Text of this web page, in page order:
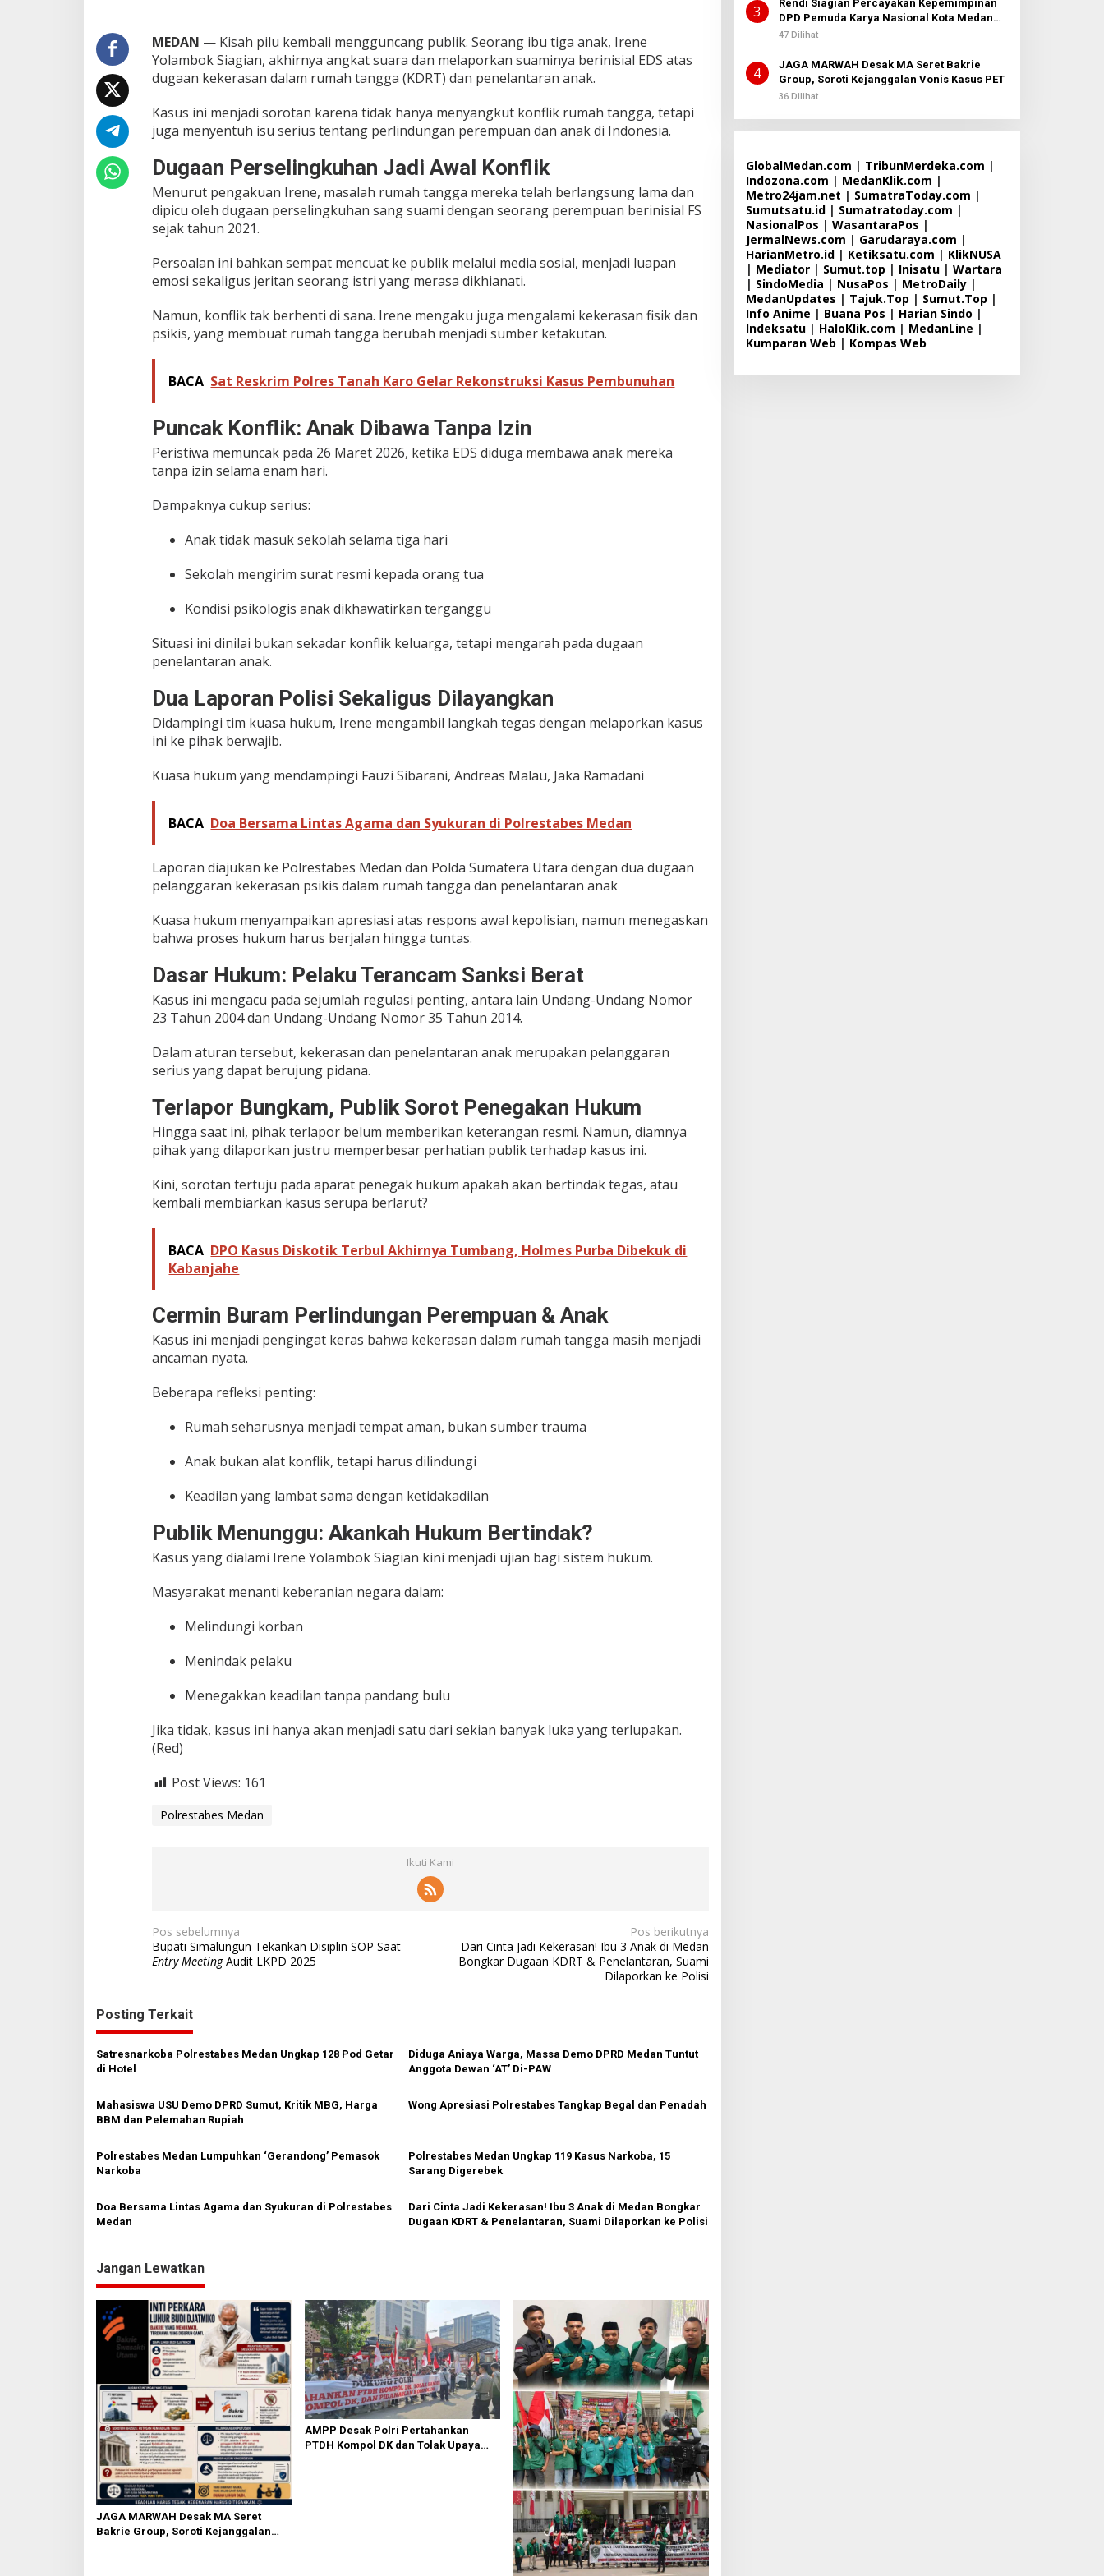
k
e
a
s
!
I
b
u
3
n
a
k
M
a
o
n
g
k
D
g
a
D
T
&
n
e
l
a
t
a
S
u
a
i
D
l
a
p
o
a
n
e
P
o
l
i
MEDAN — Kisah pilu kembali mengguncang publik. Seorang ibu tiga anak, Irene
Yolambok Siagian, akhirnya angkat suara dan melaporkan suaminya berinisial EDS atas
dugaan kekerasan dalam rumah tangga (KDRT) dan penelantaran anak.
Kasus ini menjadi sorotan karena tidak hanya menyangkut konflik rumah tangga, tetapi
juga menyentuh isu serius tentang perlindungan perempuan dan anak di Indonesia.
Dugaan Perselingkuhan Jadi Awal Konflik
Menurut pengakuan Irene, masalah rumah tangga mereka telah berlangsung lama dan
dipicu oleh dugaan perselingkuhan sang suami dengan seorang perempuan berinisial FS
sejak tahun 2021.
Persoalan ini bahkan sempat mencuat ke publik melalui media sosial, menjadi luapan
emosi sekaligus jeritan seorang istri yang merasa dikhianati.
Namun, konflik tak berhenti di sana. Irene mengaku juga mengalami kekerasan fisik dan
psikis, yang membuat rumah tangga berubah menjadi sumber ketakutan.
BACA Sat Reskrim Polres Tanah Karo Gelar Rekonstruksi Kasus Pembunuhan
Puncak Konflik: Anak Dibawa Tanpa Izin
Peristiwa memuncak pada 26 Maret 2026, ketika EDS diduga membawa anak mereka
tanpa izin selama enam hari.
Dampaknya cukup serius:
Anak tidak masuk sekolah selama tiga hari
Sekolah mengirim surat resmi kepada orang tua
Kondisi psikologis anak dikhawatirkan terganggu
Situasi ini dinilai bukan sekadar konflik keluarga, tetapi mengarah pada dugaan
penelantaran anak.
Dua Laporan Polisi Sekaligus Dilayangkan
Didampingi tim kuasa hukum, Irene mengambil langkah tegas dengan melaporkan kasus
ini ke pihak berwajib.
Kuasa hukum yang mendampingi Fauzi Sibarani, Andreas Malau, Jaka Ramadani
BACA Doa Bersama Lintas Agama dan Syukuran di Polrestabes Medan
Laporan diajukan ke Polrestabes Medan dan Polda Sumatera Utara dengan dua dugaan
pelanggaran kekerasan psikis dalam rumah tangga dan penelantaran anak
Kuasa hukum menyampaikan apresiasi atas respons awal kepolisian, namun menegaskan
bahwa proses hukum harus berjalan hingga tuntas.
Dasar Hukum: Pelaku Terancam Sanksi Berat
Kasus ini mengacu pada sejumlah regulasi penting, antara lain Undang-Undang Nomor
23 Tahun 2004 dan Undang-Undang Nomor 35 Tahun 2014.
Dalam aturan tersebut, kekerasan dan penelantaran anak merupakan pelanggaran
serius yang dapat berujung pidana.
Terlapor Bungkam, Publik Sorot Penegakan Hukum
Hingga saat ini, pihak terlapor belum memberikan keterangan resmi. Namun, diamnya
pihak yang dilaporkan justru memperbesar perhatian publik terhadap kasus ini.
Kini, sorotan tertuju pada aparat penegak hukum apakah akan bertindak tegas, atau
kembali membiarkan kasus serupa berlarut?
BACA DPO Kasus Diskotik Terbul Akhirnya Tumbang, Holmes Purba Dibekuk di
Kabanjahe
Cermin Buram Perlindungan Perempuan & Anak
Kasus ini menjadi pengingat keras bahwa kekerasan dalam rumah tangga masih menjadi
ancaman nyata.
Beberapa refleksi penting:
Rumah seharusnya menjadi tempat aman, bukan sumber trauma
Anak bukan alat konflik, tetapi harus dilindungi
Keadilan yang lambat sama dengan ketidakadilan
Publik Menunggu: Akankah Hukum Bertindak?
Kasus yang dialami Irene Yolambok Siagian kini menjadi ujian bagi sistem hukum.
Masyarakat menanti keberanian negara dalam:
Melindungi korban
Menindak pelaku
Menegakkan keadilan tanpa pandang bulu
Jika tidak, kasus ini hanya akan menjadi satu dari sekian banyak luka yang terlupakan.
(Red)
Post Views: 161
Polrestabes Medan
Ikuti Kami
N
a
i
g
a
i
p
s
Pos sebelumnya
Bupati Simalungun Tekankan Disiplin SOP Saat
Entry MeetingAudit LKPD 2025
Pos berikutnya
Dari Cinta Jadi Kekerasan! Ibu 3 Anak di Medan
Bongkar Dugaan KDRT & Penelantaran, Suami
Dilaporkan ke Polisi
Posting Terkait
Satresnarkoba Polrestabes Medan Ungkap 128 Pod Getar
di Hotel
Diduga Aniaya Warga, Massa Demo DPRD Medan Tuntut
Anggota Dewan ‘AT’ Di-PAW
Mahasiswa USU Demo DPRD Sumut, Kritik MBG, Harga
BBM dan Pelemahan Rupiah
Wong Apresiasi Polrestabes Tangkap Begal dan Penadah
Polrestabes Medan Lumpuhkan ‘Gerandong’ Pemasok
Narkoba
Polrestabes Medan Ungkap 119 Kasus Narkoba, 15
Sarang Digerebek
Doa Bersama Lintas Agama dan Syukuran di Polrestabes
Medan
Dari Cinta Jadi Kekerasan! Ibu 3 Anak di Medan Bongkar
Dugaan KDRT & Penelantaran, Suami Dilaporkan ke Polisi
Jangan Lewatkan
JAGA MARWAH Desak MA Seret
Bakrie Group, Soroti Kejanggalan
AMPP Desak Polri Pertahankan
PTDH Kompol DK dan Tolak Upaya
3
Rendi Siagian Percayakan Kepemimpinan
DPD Pemuda Karya Nasional Kota Medan
kepada Josef Sembiring
47 Dilihat
4
JAGA MARWAH Desak MA Seret Bakrie
Group, Soroti Kejanggalan Vonis Kasus PET
36 Dilihat
GlobalMedan.com | TribunMerdeka.com |
Indozona.com | MedanKlik.com |
Metro24jam.net | SumatraToday.com |
Sumutsatu.id| Sumatratoday.com |
NasionalPos | WasantaraPos |
JermalNews.com | Garudaraya.com |
HarianMetro.id| Ketiksatu.com | KlikNUSA
| Mediator| Sumut.top | Inisatu| Wartara
| SindoMedia | NusaPos | MetroDaily|
MedanUpdates | Tajuk.Top | Sumut.Top |
Info Anime | Buana Pos | Harian Sindo |
Indeksatu| HaloKlik.com | MedanLine |
Kumparan Web | Kompas Web